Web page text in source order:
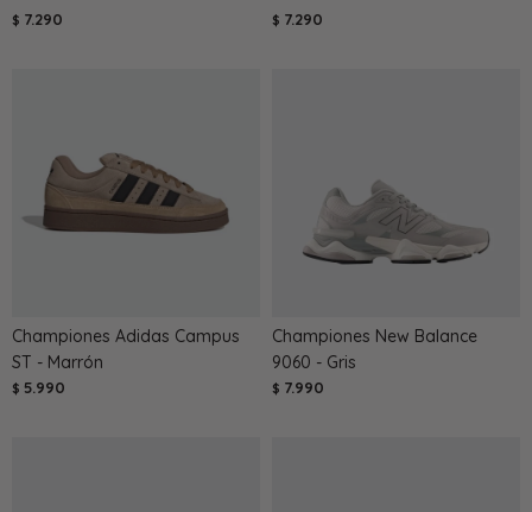
$ 7.290 $ 7.290
Championes Adidas Campus
ST - Marrón
$ 5.990
Championes New Balance
9060 - Gris
$ 7.990